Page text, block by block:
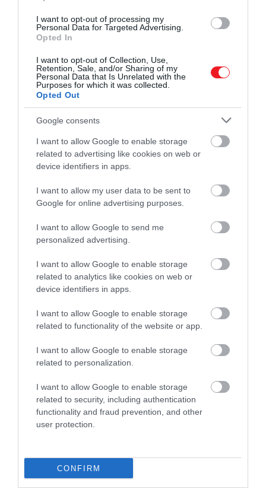
I want to opt-out of processing my
Personal Data for Targeted Advertising.
Opted In
I want to opt-out of Collection, Use,
Retention, Sale, and/or Sharing of my
Personal Data that Is Unrelated with the
Purposes for which it was collected.
Opted Out
Google consents
I want to allow Google to enable storage
related to advertising like cookies on web or
device identifiers in apps.
I want to allow my user data to be sent to
Google for online advertising purposes.
I want to allow Google to send me
personalized advertising.
I want to allow Google to enable storage
related to analytics like cookies on web or
device identifiers in apps.
I want to allow Google to enable storage
related to functionality of the website or app.
I want to allow Google to enable storage
related to personalization.
I want to allow Google to enable storage
related to security, including authentication
functionality and fraud prevention, and other
user protection.
CONFIRM
Illusztráció
BearFotos/Shutterstock
2. Locsoljunk egy kevés olívaolajat a még meleg
pirítósra, majd kenjük rá bőségesen a paradicsomos
keveréket. Ennél a fogásnálnem érdemes
visszafogni a mennyiséget: a paradicsom adja az
étel karakterét. Ha szeretnénk, tegyünk a tetejére
néhány vékony szelet sonkát. A jamón serrano fehér
sertésből készül, rövidebb ideig érlelik, íze
könnyedebb és frissebb. A jamón ibérico ezzel
szemben ibériai fajtából származik, hosszabban
érlelik, ezért mélyebb, koncentráltabb, enyhén diós
Figyelmedbe ajánljuk!
könnyen elkészíthetjük
Miért működik ennyire jól?
A fogás ereje az arányokon
múlik. Az érett
paradicsom frissessége, az olívaolaj telt íze és a
pirított kenyér textúrája együtt ad egy
kiegyensúlyozott egészet. A paradicsom ráadásul
Spanyolországban nem kizárólag reggeliként kerül
az asztalra: gyakran kínálják könnyű ebédként vagy